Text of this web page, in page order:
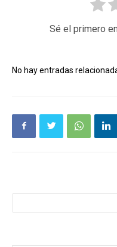
Sé el primero
No hay entradas